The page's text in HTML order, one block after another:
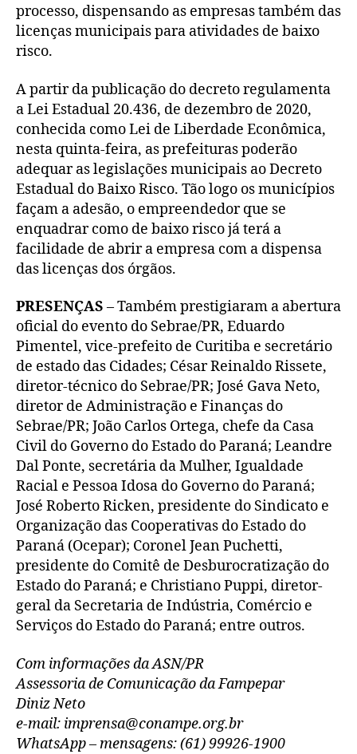
processo, dispensando as empresas também das
licenças municipais para atividades de baixo
risco.
A partir da publicação do decreto regulamenta
a Lei Estadual 20.436, de dezembro de 2020,
conhecida como Lei de Liberdade Econômica,
nesta quinta-feira, as prefeituras poderão
adequar as legislações municipais ao Decreto
Estadual do Baixo Risco. Tão logo os municípios
façam a adesão, o empreendedor que se
enquadrar como de baixo risco já terá a
facilidade de abrir a empresa com a dispensa
das licenças dos órgãos.
PRESENÇAS – Também prestigiaram a abertura
oficial do evento do Sebrae/PR, Eduardo
Pimentel, vice-prefeito de Curitiba e secretário
de estado das Cidades; César Reinaldo Rissete,
diretor-técnico do Sebrae/PR; José Gava Neto,
diretor de Administração e Finanças do
Sebrae/PR; João Carlos Ortega, chefe da Casa
Civil do Governo do Estado do Paraná; Leandre
Dal Ponte, secretária da Mulher, Igualdade
Racial e Pessoa Idosa do Governo do Paraná;
José Roberto Ricken, presidente do Sindicato e
Organização das Cooperativas do Estado do
Paraná (Ocepar); Coronel Jean Puchetti,
presidente do Comitê de Desburocratização do
Estado do Paraná; e Christiano Puppi, diretor-
geral da Secretaria de Indústria, Comércio e
Serviços do Estado do Paraná; entre outros.
Com informações da ASN/PR
Assessoria de Comunicação da Fampepar
Diniz Neto
e-mail: imprensa@conampe.org.br
WhatsApp – mensagens: (61) 99926-1900